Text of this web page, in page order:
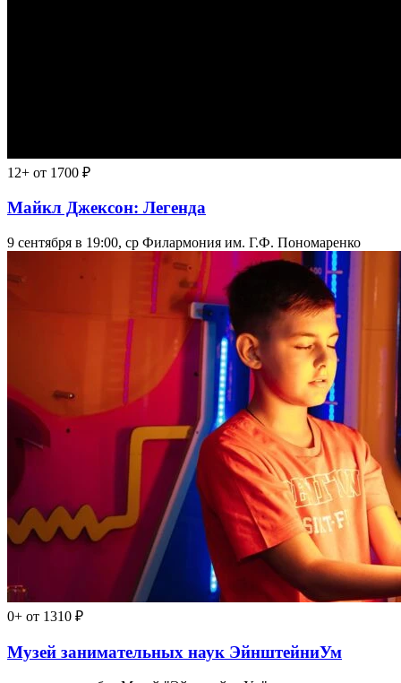
12+ от 1700 ₽
Майкл Джексон: Легенда
9 сентября в 19:00, ср Филармония им. Г.Ф. Пономаренко
0+ от 1310 ₽
Музей занимательных наук ЭйнштейниУм